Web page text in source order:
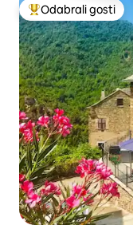
Među najviše
Odabrali gosti